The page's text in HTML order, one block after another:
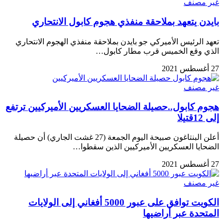
غير مصنف
بايدن يتعهد بملاحقة منفذي هجوم كابول الانتحاري
تعهد الرئيس الأميركي جو بايدن بملاحقة منفذي الهجوم الانتحاري
الذي وقع الخميس قرب مطار كابول…
27 أغسطس 2021
غير مصنف
هجوم كابول..حصيلة الضحايا العسكريين الأميركيين ترتفع
إلى 12قتيلا
أعلن البنتاغون صبيحة اليوم الجمعة (27 غشت الجاري) أن حصيلة
الضحايا العسكريين الأميركيين الذين سقطوا…
27 أغسطس 2021
غير مصنف
الكويت توافق على عبور 5000 أفغاني إلى الولايات
المتحدة عبر أراضيها